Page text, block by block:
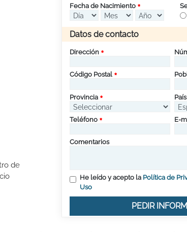
de
Fecha de Nacimiento
Datos de contacto
Dirección
Código Postal
Provincia
Teléfono E-
Comentarios
He leído y acepto la Política de
Uso
PEDIR